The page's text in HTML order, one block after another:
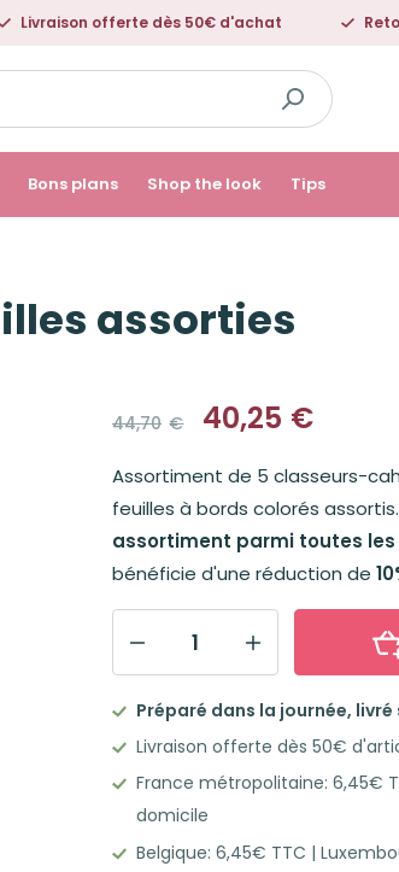
Livraison offerte dès 50€ d'achat
Bons plans Shop the look Tips
assorties
44,70 €
Le
prix
initial
était :
44,70€.
40,25 €
Le
prix
actuel
est :
40,25€.
Assortiment de 5 classeurs-
feuilles à bords colorés assortis.
assortiment parmi toutes les
bénéficie d'une réduction de
Lot
de
5
classeurs-
cahiers
Préparé dans la journée,
Livraison offerte dès 50€
France métropolitaine: 6,45€
domicile
Belgique: 6,45€ TTC |